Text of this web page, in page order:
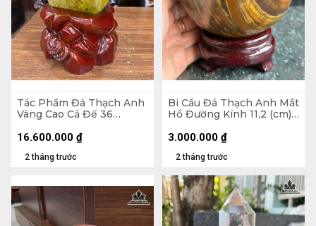
Tác Phẩm Đá Thạch Anh
Vàng Cao Cả Đế 36
Cao Riêng Đá 25 (cm) -
2 tháng trước
16.600.000 ₫
Bi Cầu Đá Thạch Anh Mắt
Hổ Đường Kính 11,2 (cm) -
2 tháng trước
3.000.000 ₫